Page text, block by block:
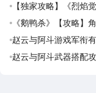
【独家攻略】《烈焰
《鹅鸭杀》【攻略】
赵云与阿斗游戏军衔
赵云与阿斗武器搭配